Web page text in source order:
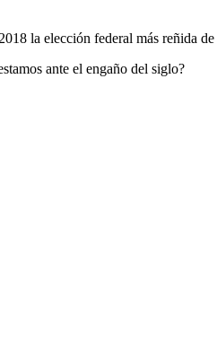
la elección federal más reñida de
ante el engaño del siglo?